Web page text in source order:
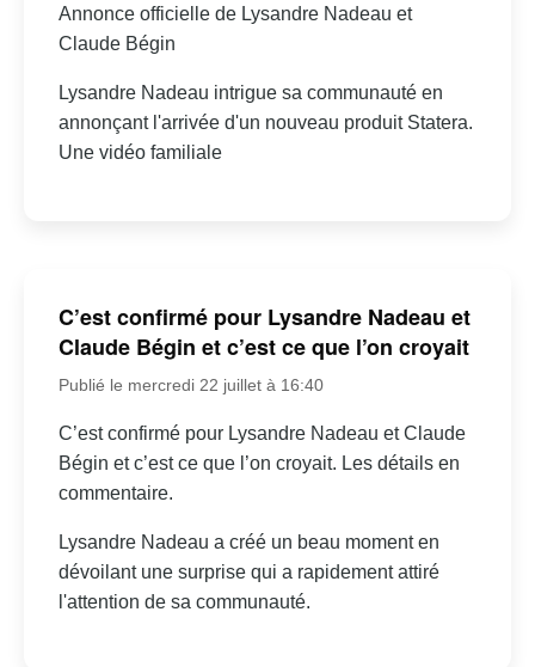
Annonce officielle de Lysandre Nadeau et
Claude Bégin
Lysandre Nadeau intrigue sa communauté en
annonçant l'arrivée d'un nouveau produit Statera.
Une vidéo familiale
C’est confirmé pour Lysandre Nadeau et
Claude Bégin et c’est ce que l’on croyait
Publié le mercredi 22 juillet à 16:40
C’est confirmé pour Lysandre Nadeau et Claude
Bégin et c’est ce que l’on croyait. Les détails en
commentaire.
Lysandre Nadeau a créé un beau moment en
dévoilant une surprise qui a rapidement attiré
l'attention de sa communauté.